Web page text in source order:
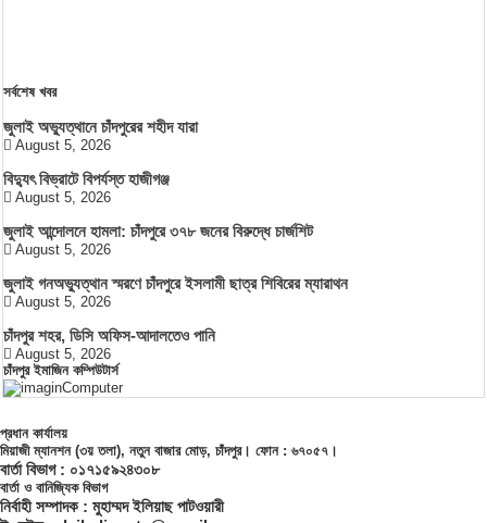
সর্বশেষ খবর
জুলাই অভ্যুত্থানে চাঁদপুরের শহীদ যারা
August 5, 2026
বিদ্যুৎ বিভ্রাটে বিপর্যস্ত হাজীগঞ্জ
August 5, 2026
জুলাই আন্দোলনে হামলা: চাঁদপুরে ৩৭৮ জনের বিরুদ্ধে চার্জশিট
August 5, 2026
জুলাই গনঅভ্যুত্থান স্মরণে চাঁদপুরে ইসলামী ছাত্র শিবিরের ম্যারাথন
August 5, 2026
চাঁদপুর শহর, ডিসি অফিস-আদালতেও পানি
August 5, 2026
চাঁদপুর ইমাজিন কম্পিউটার্স
প্রধান কার্যালয়
মিয়াজী ম্যানশন (৩য় তলা), নতুন বাজার মোড়, চাঁদপুর। ফোন : ৬৭০৫৭।
বার্তা বিভাগ : ০১৭১৫৯২৪৩০৮
বার্তা ও বানিজ্যিক বিভাগ
নির্বাহী সম্পাদক : মুহাম্মদ ইলিয়াছ পাটওয়ারী